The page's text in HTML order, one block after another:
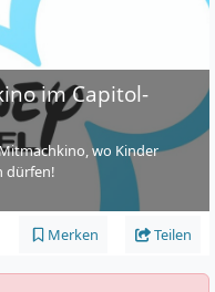
im Capitol-
wo Kinder
dürfen!
Merken Teilen